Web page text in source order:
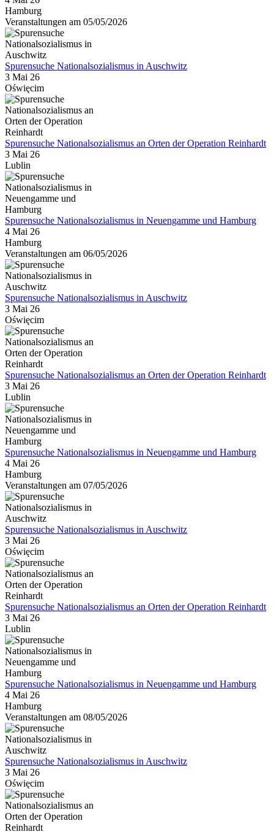
Hamburg
Veranstaltungen am 05/05/2026
Spurensuche Nationalsozialismus in Auschwitz
3 Mai 26
Oświęcim
Spurensuche Nationalsozialismus an Orten der Operation Reinhardt
3 Mai 26
Lublin
Spurensuche Nationalsozialismus in Neuengamme und Hamburg
4 Mai 26
Hamburg
Veranstaltungen am 06/05/2026
Spurensuche Nationalsozialismus in Auschwitz
3 Mai 26
Oświęcim
Spurensuche Nationalsozialismus an Orten der Operation Reinhardt
3 Mai 26
Lublin
Spurensuche Nationalsozialismus in Neuengamme und Hamburg
4 Mai 26
Hamburg
Veranstaltungen am 07/05/2026
Spurensuche Nationalsozialismus in Auschwitz
3 Mai 26
Oświęcim
Spurensuche Nationalsozialismus an Orten der Operation Reinhardt
3 Mai 26
Lublin
Spurensuche Nationalsozialismus in Neuengamme und Hamburg
4 Mai 26
Hamburg
Veranstaltungen am 08/05/2026
Spurensuche Nationalsozialismus in Auschwitz
3 Mai 26
Oświęcim